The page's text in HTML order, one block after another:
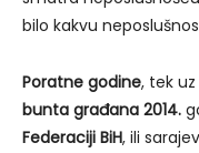
bilo kakvu
Poratne godine, tek
bunta građana 2014.
Federaciji BiH, ili